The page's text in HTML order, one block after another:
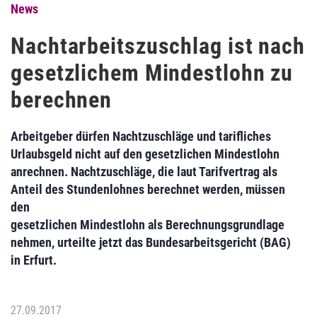
News
Nachtarbeitszuschlag ist nach
gesetzlichem Mindestlohn zu
berechnen
Arbeitgeber dürfen Nachtzuschläge und tarifliches
Urlaubsgeld nicht auf den gesetzlichen Mindestlohn
anrechnen. Nachtzuschläge, die laut Tarifvertrag als
Anteil des Stundenlohnes berechnet werden, müssen
den
gesetzlichen Mindestlohn als Berechnungsgrundlage
nehmen, urteilte jetzt das Bundesarbeitsgericht (BAG)
in Erfurt.
27.09.2017